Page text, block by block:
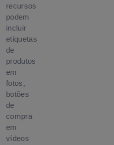
recursos
podem
incluir
etiquetas
de
produtos
em
fotos,
botões
de
compra
em
vídeos